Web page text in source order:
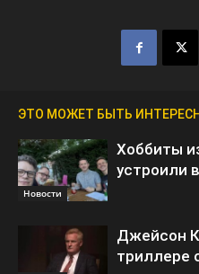
ЭТО МОЖЕТ БЫТЬ
Новости
Хоббиты
устроили
Джейсон
триллере